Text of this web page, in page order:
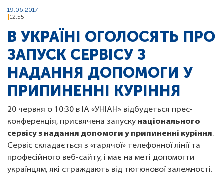
19.06.2017
12:55
В УКРАЇНІ ОГОЛОСЯТЬ ПРО
ЗАПУСК СЕРВІСУ З
НАДАННЯ ДОПОМОГИ У
ПРИПИНЕННІ КУРІННЯ
20 червня о 10:30 в ІА «УНІАН» відбудеться прес-
конференція, присвячена запуску національного
сервісу з надання допомоги у припиненні куріння.
Сервіс складається з «гарячої» телефонної лінії та
професійного веб-сайту, і має на меті допомогти
українцям, які страждають від тютюнової залежності.